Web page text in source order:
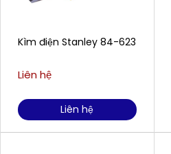
Kìm điện Stanley 84-623
Liên hệ
Liên hệ